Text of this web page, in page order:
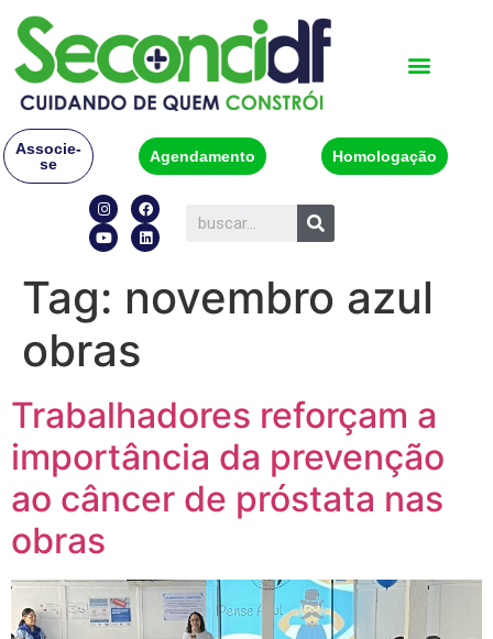
Associe-
se
Agendamento Homologação
Tag: novembro azul
obras
Trabalhadores reforçam a
importância da prevenção
ao câncer de próstata nas
obras